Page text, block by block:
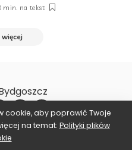
min. na tekst
więcej
cookie, aby poprawić Twoje
na temat: Polityki plików